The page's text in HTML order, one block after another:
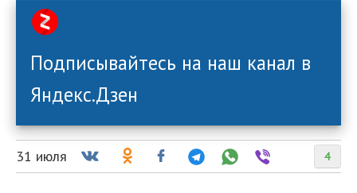
Подписывайтесь на наш канал в
Яндекс.Дзен
4
31 июля